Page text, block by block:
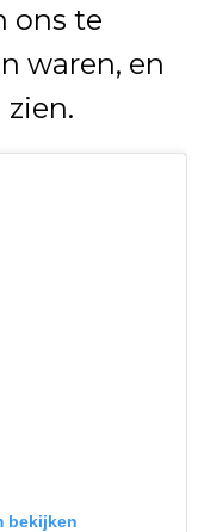
ons te
waren, en
bekijken